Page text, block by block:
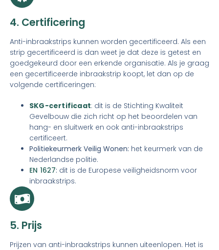
4. Certificering
Anti-inbraakstrips kunnen worden gecertificeerd. Als een
strip gecertificeerd is dan weet je dat deze is getest en
goedgekeurd door een erkende organisatie. Als je graag
een gecertificeerde inbraakstrip koopt, let dan op de
volgende certificeringen:
SKG-certificaat: dit is de Stichting Kwaliteit
Gevelbouw die zich richt op het beoordelen van
hang- en sluitwerk en ook anti-inbraakstrips
certificeert.
Politiekeurmerk Veilig Wonen: het keurmerk van de
Nederlandse politie.
EN 1627: dit is de Europese veiligheidsnorm voor
inbraakstrips.
5. Prijs
Prijzen van anti-inbraakstrips kunnen uiteenlopen. Het is